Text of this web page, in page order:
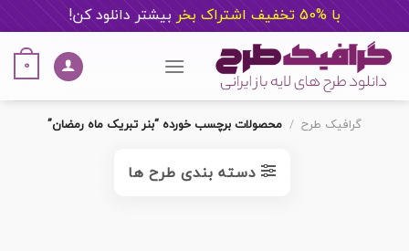
با %50 تخفیف اشتراک بخر بیشتر دانلود کن!
content
0
گرافیک طرح / محصولات برچسب خورده “بنر تبریک ماه رمضان”
دسته بندی طرح ها